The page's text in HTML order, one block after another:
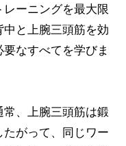
ーニングを最大限
と上腕三頭筋を効
なすべてを学びま
、上腕三頭筋は鍛
がって、同じワー